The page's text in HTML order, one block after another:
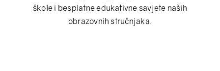
škole i besplatne edukativne savjete naših
obrazovnih stručnjaka.